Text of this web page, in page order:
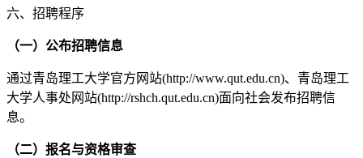
六、招聘程序
（一）公布招聘信息
通过青岛理工大学官方网站(http://www.qut.edu.cn)、青岛理工
大学人事处网站(http://rshch.qut.edu.cn)面向社会发布招聘信
息。
（二）报名与资格审查